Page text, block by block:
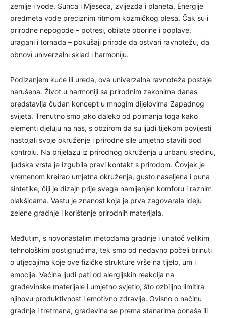
zemlje i vode, Sunca i Mjeseca, zvijezda i planeta. Energije
predmeta vode preciznim ritmom kozmičkog plesa. Čak su i
prirodne nepogode – potresi, obilate oborine i poplave,
uragani i tornada – pokušaji prirode da ostvari ravnotežu, da
obnovi univerzalni sklad i harmoniju.
Podizanjem kuće ili ureda, ova univerzalna ravnoteža postaje
narušena. Život u harmoniji sa prirodnim zakonima danas
predstavlja čudan koncept u mnogim dijelovima Zapadnog
svijeta. Trenutno smo jako daleko od poimanja toga kako
elementi djeluju na nas, s obzirom da su ljudi tijekom povijesti
nastojali svoje okruženje i prirodne sile umjetno staviti pod
kontrolu. Na prijelazu iz prirodnog okruženja u urbanu sredinu,
ljudska vrsta je izgubila pravi kontakt s prirodom. Čovjek je
vremenom kreirao umjetna okruženja, gusto naseljena i puna
sintetike, čiji je dizajn prije svega namijenjen komforu i raznim
olakšicama. Vastu je znanost koja je prva zagovarala ideju
zelene gradnje i korištenje prirodnih materijala.
Međutim, s novonastalim metodama gradnje i unatoč velikim
tehnološkim postignućima, tek smo od nedavno počeli brinuti
o utjecajima koje ove fizičke strukture vrše na tijelo, um i
emocije. Većina ljudi pati od alergijskih reakcija na
građevinske materijale i umjetno svjetlo, što ozbiljno limitira
njihovu produktivnost i emotivno zdravlje. Ovisno o načinu
gradnje i tretmana, građevina se prema stanarima ponaša ili